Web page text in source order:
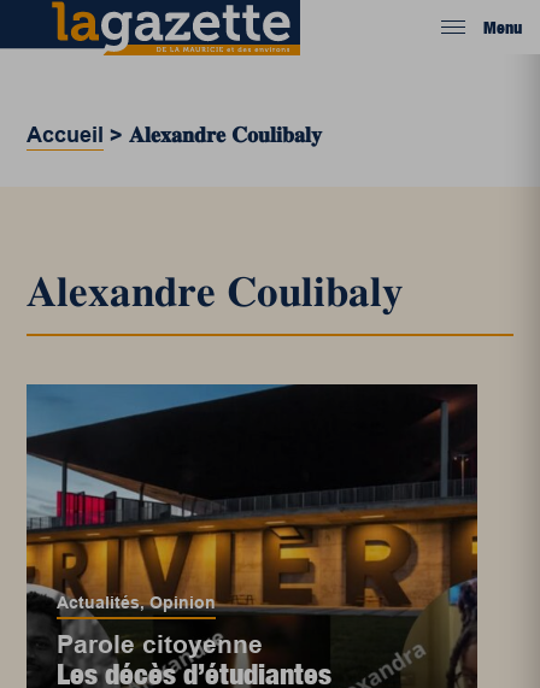
Menu
Accueil >𝐀𝐥𝐞𝐱𝐚𝐧𝐝𝐫𝐞 𝐂𝐨𝐮𝐥𝐢𝐛𝐚𝐥𝐲
𝐀𝐥𝐞𝐱𝐚𝐧𝐝𝐫𝐞 𝐂𝐨𝐮𝐥𝐢𝐛𝐚𝐥𝐲
Actualités,Opinion
Parole citoyenne
Les décès d’étudiantes